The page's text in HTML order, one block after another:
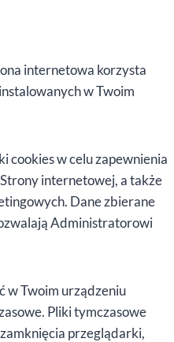
internetowa korzysta
w Twoim
w celu zapewnienia
internetowej, a także
Dane zbierane
Administratorowi
w Twoim urządzeniu
Pliki tymczasowe
przeglądarki,